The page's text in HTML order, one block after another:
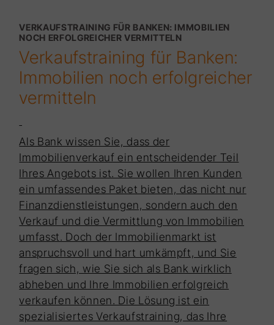
VERKAUFSTRAINING FÜR BANKEN: IMMOBILIEN
NOCH ERFOLGREICHER VERMITTELN
Verkaufstraining für Banken:
Immobilien noch erfolgreicher
vermitteln
Als Bank wissen Sie, dass der
Immobilienverkauf ein entscheidender Teil
Ihres Angebots ist. Sie wollen Ihren Kunden
ein umfassendes Paket bieten, das nicht nur
Finanzdienstleistungen, sondern auch den
Verkauf und die Vermittlung von Immobilien
umfasst. Doch der Immobilienmarkt ist
anspruchsvoll und hart umkämpft, und Sie
fragen sich, wie Sie sich als Bank wirklich
abheben und Ihre Immobilien erfolgreich
verkaufen können. Die Lösung ist ein
spezialisiertes Verkaufstraining, das Ihre